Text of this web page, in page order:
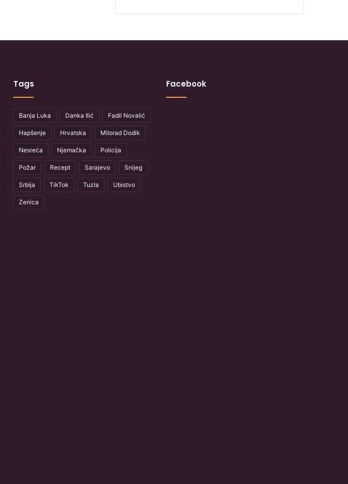
Tags
Banja Luka Danka Ilić Fadil Novalić
Hapšenje Hrvatska Milorad Dodik
Nesreća Njemačka Policija
Požar Recept Sarajevo Snijeg
Srbija TikTok Tuzla Ubistvo
Zenica
Facebook